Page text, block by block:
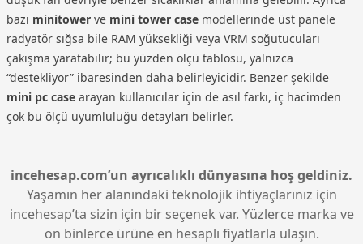
bazı minitower ve mini tower case modellerinde üst panele
radyatör sığsa bile RAM yüksekliği veya VRM soğutucuları
çakışma yaratabilir; bu yüzden ölçü tablosu, yalnızca
“destekliyor” ibaresinden daha belirleyicidir. Benzer şekilde
mini pc case arayan kullanıcılar için de asıl farkı, iç hacimden
çok bu ölçü uyumluluğu detayları belirler.
incehesap.com’un ayrıcalıklı dünyasına hoş geldiniz.
Yaşamın her alanındaki teknolojik ihtiyaçlarınız için
incehesap’ta sizin için bir seçenek var. Yüzlerce marka ve
on binlerce ürüne en hesaplı fiyatlarla ulaşın.